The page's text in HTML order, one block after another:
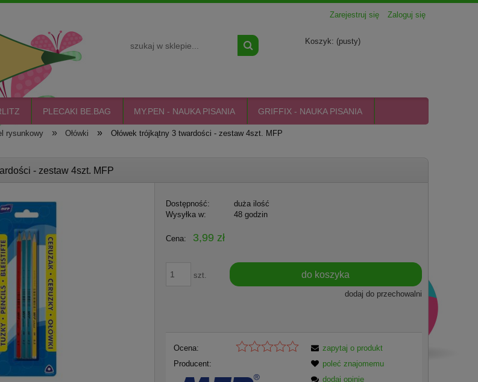
Zarejestruj się Zaloguj się
Koszyk: (pusty)
PLECAKI BE.BAG MY.PEN - NAUKA PISANIA GRIFFIX - NAUKA PISANIA
rysunkowy » Ołówki » Ołówek trójkątny 3 twardości - zestaw 4szt. MFP
- zestaw 4szt. MFP
Dostępność:
duża ilość
Wysyłka w:
48 godzin
Cena: 3,99 zł
szt. do koszyka
dodaj do przechowalni
Ocena:
Producent:
zapytaj o produkt
poleć znajomemu
dodaj opinię